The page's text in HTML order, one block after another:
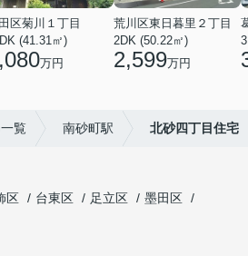
区菊川１丁目
(41.31㎡)
万円
荒川区東日暮里２丁目
2DK (50.22㎡)
2,599万円
覧 南砂町駅 北砂四丁目住宅
区 台東区 足立区
墨田区